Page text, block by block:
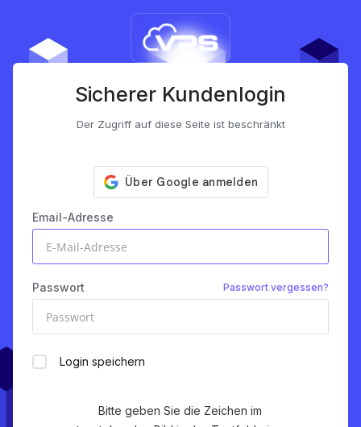
Sicherer Kundenlogin
Der Zugriff auf diese Seite ist beschränkt
Email-Adresse
Passwort Passwort vergessen?
Login speichern
Bitte geben Sie die Zeichen im